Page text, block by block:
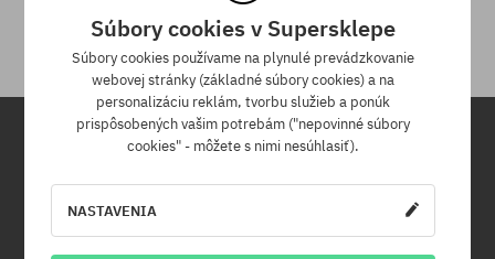
Na vrátenie produktu máš 30 dní od dňa obdržania zásielky.
Newsletter
Súbory cookies v Supersklepe
Súbory cookies používame na plynulé prevádzkovanie
webovej stránky (základné súbory cookies) a na
personalizáciu reklám, tvorbu služieb a ponúk
prispôsobených vašim potrebám ("nepovinné súbory
cookies" - môžete s nimi nesúhlasiť).
NASTAVENIA